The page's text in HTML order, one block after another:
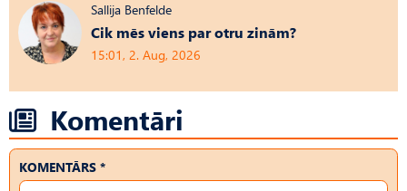
Sallija Benfelde
Cik mēs viens par otru zinām?
15:01, 2. Aug, 2026
Komentāri
KOMENTĀRS *